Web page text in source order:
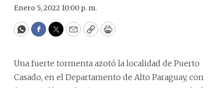
Enero 5, 2022 10:00 p. m.
WhatsApp
Facebook
Twitter
EmailCopyPrint
Una fuerte tormenta azotó la localidad de Puerto
Casado, en el Departamento de Alto Paraguay, con